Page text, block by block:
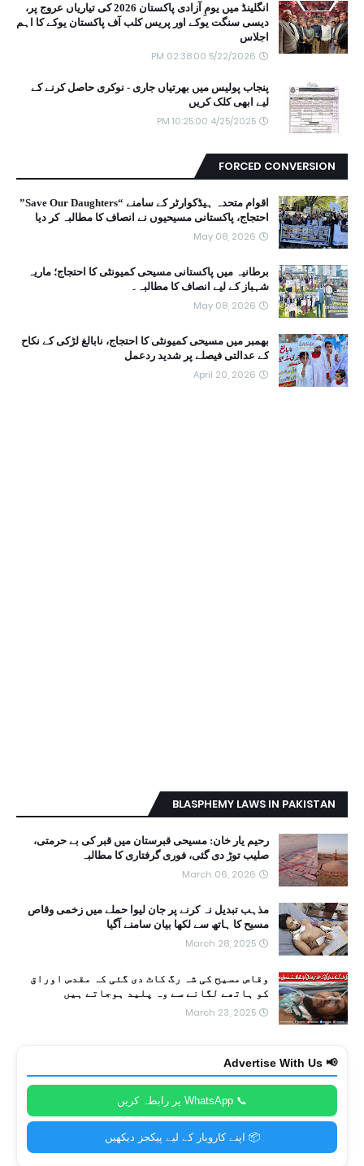
انگلینڈ میں یومِ آزادی پاکستان 2026 کی تیاریاں عروج پر،
دیسی سنگت یوکے اور پریس کلب آف پاکستان یوکے کا اہم
اجلاس
5/22/2026 02:38:00 PM
پنجاب پولیس میں بھرتیاں جاری - نوکری حاصل کرنے کے
لیے ابھی کلک کریں
4/25/2025 10:25:00 PM
FORCED CONVERSION
اقوام متحدہ ہیڈکوارٹر کے سامنے “Save Our Daughters”
احتجاج، پاکستانی مسیحیوں نے انصاف کا مطالبہ کر دیا
May 08, 2026
برطانیہ میں پاکستانی مسیحی کمیونٹی کا احتجاج؛ ماریہ
شہباز کے لیے انصاف کا مطالبہ۔
May 08, 2026
بھمبر میں مسیحی کمیونٹی کا احتجاج، نابالغ لڑکی کے نکاح
کے عدالتی فیصلے پر شدید ردعمل
April 20, 2026
BLASPHEMY LAWS IN PAKISTAN
رحیم یار خان: مسیحی قبرستان میں قبر کی بے حرمتی،
صلیب توڑ دی گئی، فوری گرفتاری کا مطالبہ
March 06, 2026
مذہب تبدیل نہ کرنے پر جان لیوا حملے میں زخمی وقاص
مسیح کا ہاتھ سے لکھا بیان سامنے آگیا
March 28, 2025
وقاص مسیح کی شہ رگ کاٹ دی گئی کہ مقدس اوراق
کو ہاتھے لگانے سے وہ پلید ہوجاتے ہیں
March 23, 2025
📢 Advertise With Us
📞 WhatsApp پر رابطہ کریں
📦 اپنے کاروبار کے لیے پیکجز دیکھیں